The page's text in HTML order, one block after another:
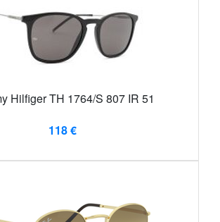
Hilfiger TH 1764/S 807 IR 51
118 €